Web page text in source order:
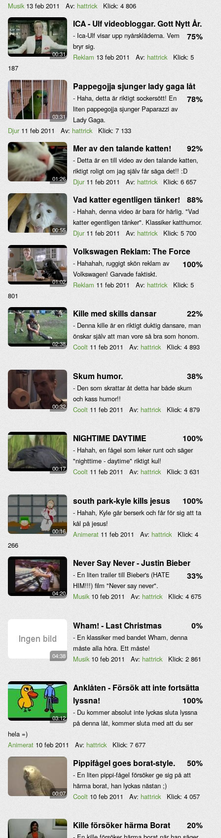
Musik 13 feb 2011 Av: hattrick Klick: 4 806
00:31
ICA - Ulf videobloggar. Gott Nytt År.
75%
- Ica-Ulf visar upp nyårskläderna. Vem
bryr sig.
Reklam 13 feb 2011 Av: hattrick Klick: 5
187
03:31
Pappegojja sjunger lady gaga låt
78%
- Haha, detta är riktigt sockersött! En
liten pappegojja sjunger Paparazzi av
Lady Gaga.
Djur 11 feb 2011 Av: hattrick Klick: 7 133
01:26
Mer av den talande katten! 92%
- Detta är en till video av den talande katten,
riktigt roligt om jag själv får säga det!! :D
Djur 11 feb 2011 Av: hattrick Klick: 6 657
00:55
Vad katter egentligen tänker! 88%
- Hahah, denna video är bara för härlig. "Vad
katter egentligen tänker". Klassiker katthumor.
Djur 11 feb 2011 Av: hattrick Klick: 5 700
01:02
Volkswagen Reklam: The Force
100%
- Hahahah, ruggigt skön reklam av
Volkswagen! Garvade faktiskt.
Reklam 11 feb 2011 Av: hattrick Klick: 5
801
02:38
Kille med skills dansar 22%
- Denna kille är en riktigt duktig dansare, man
önskar själv att man vore så bra som honom.
Coolt 11 feb 2011 Av: hattrick Klick: 4 893
00:32
Skum humor. 38%
- Den som skrattar åt detta har både skum
och kass humor!!
Coolt 11 feb 2011 Av: hattrick Klick: 4 879
00:17
NIGHTIME DAYTIME 100%
- Hahah, en fågel som leker runt och säger
"nighttime - daytime" riktigt kul!
Coolt 11 feb 2011 Av: hattrick Klick: 3 631
00:16
south park-kyle kills jesus 100%
- Hahah, Kyle går berserk och får för sig att ta
kål på jesus!
Animerat 11 feb 2011 Av: hattrick Klick: 4
266
04:20
Never Say Never - Justin Bieber
33%
- En liten trailer till Bieber's (HATE
HIM!!!) film "Never say never".
Musik 10 feb 2011 Av: hattrick Klick: 4 675
04:38
Wham! - Last Christmas 0%
- En klassiker med bandet Wham, denna
måste alla höra. Ett måste!
Musik 10 feb 2011 Av: hattrick Klick: 2 861
03:12
Anklåten - Försök att inte fortsätta
lyssna!
100%
- Du kommer absolut inte lyckas sluta lyssna
på denna låt, kommer sluta med att du ser
hela =)
Animerat 10 feb 2011 Av: hattrick Klick: 7 677
00:07
Pippifågel goes borat-style. 50%
- En liten pippi-fågel försöker ge sig på att
härma borat, han lyckas nästan ;)
Coolt 10 feb 2011 Av: hattrick Klick: 4 057
Kille försöker härma Borat 20%